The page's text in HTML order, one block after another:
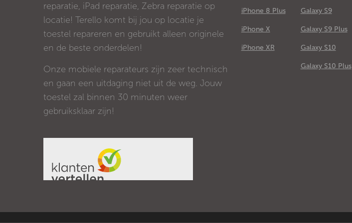
reparatie, iPad reparatie, Zebra reparatie op
locatie! Terello komt bij jou op locatie je
toestel repareren en gebruikt alleen originele
en de beste onderdelen!
Onze mobiele reparateurs zijn zeer technisch
en gaan een uitdaging niet uit de weg. Jouw
toestel zal binnen 30 minuten weer
gebruiksklaar zijn!
iPhone 8 Plus
iPhone X
iPhone XR
Galaxy S9
Galaxy S9 Plus
Galaxy S10
Galaxy S10 Plus